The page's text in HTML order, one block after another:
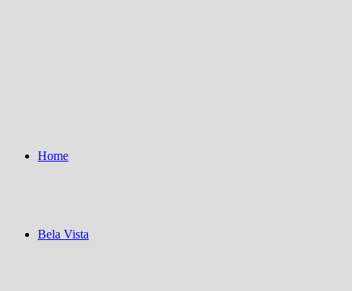
Home
Bela Vista